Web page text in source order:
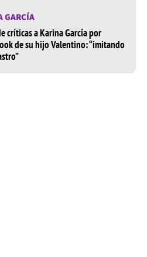
GARCÍA
críticas a Karina García por
de su hijo Valentino: “imitando